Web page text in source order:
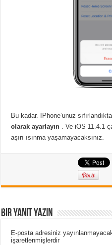
Bu kadar. İPhone’unuz
olarak ayarlayın . Ve iOS 11.4.1
aşırı ısınma yaşamayacaksınız.
Bir yanıt yazın
E-posta adresiniz
işaretlenmişlerdir